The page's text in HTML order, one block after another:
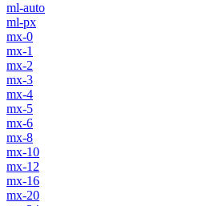
ml-auto
ml-px
mx-0
mx-1
mx-2
mx-3
mx-4
mx-5
mx-6
mx-8
mx-10
mx-12
mx-16
mx-20